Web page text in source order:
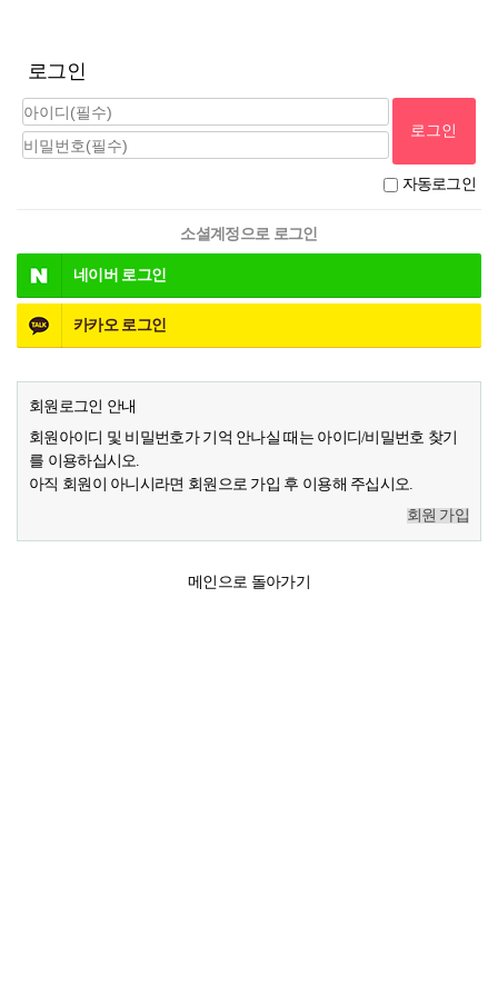
로그인
자동로그인
소셜계정으로 로그인
네이버 로그인
카카오로그인
회원로그인 안내
회원아이디 및 비밀번호가 기억 안나실 때는 아이디/비밀번호 찾기
를 이용하십시오.
아직 회원이 아니시라면 회원으로 가입 후 이용해 주십시오.
회원 가입
메인으로 돌아가기